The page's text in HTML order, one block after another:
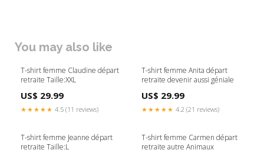
You may also like
T-shirt femme Claudine départ
retraite Taille:XXL
US$ 29.99
★★★★★ 4.5 (11 reviews)
T-shirt femme Anita départ
retraite devenir aussi géniale
US$ 29.99
★★★★★ 4.2 (21 reviews)
T-shirt femme Jeanne départ
retraite Taille:L
T-shirt femme Carmen départ
retraite autre Animaux